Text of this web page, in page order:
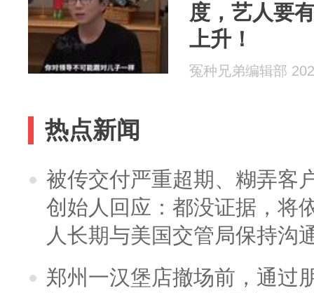
度，艺人要
上升！
冤种兄弟编辑部
热点新闻
被传交付严重超期、糊弄客
创始人回应：都没证据，将
人长期与美国交管局保持沟
郑州一汉堡店撤场前，通过